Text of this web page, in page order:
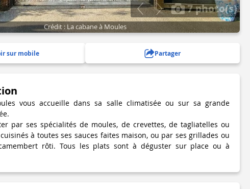
7 photo(s)
Crédit : La cabane à Moules
sur mobile Partager
vous accueille dans sa salle climatisée ou sur sa grande
par ses spécialités de moules, de crevettes, de tagliatelles ou
à toutes ses sauces faites maison, ou par ses grillades ou
rôti. Tous les plats sont à déguster sur place ou à